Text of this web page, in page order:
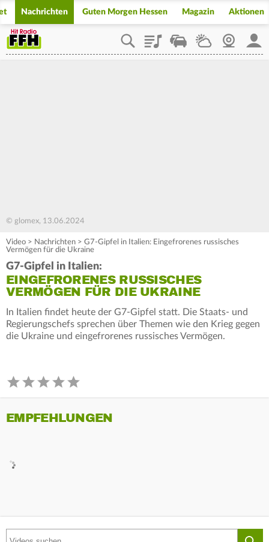
Nachrichten Guten Morgen Hessen Magazin Aktionen
PlaylistStaupilotWetterWebcam
© glomex, 13.06.2024
Video > Nachrichten > G7-Gipfel in Italien: Eingefrorenes russisches
Vermögen für die Ukraine
G7-Gipfel in Italien:
EINGEFRORENES RUSSISCHES
VERMÖGEN FÜR DIE UKRAINE
In Italien findet heute der G7-Gipfel statt. Die Staats- und
Regierungschefs sprechen über Themen wie den Krieg gegen
die Ukraine und eingefrorenes russisches Vermögen.
EMPFEHLUNGEN